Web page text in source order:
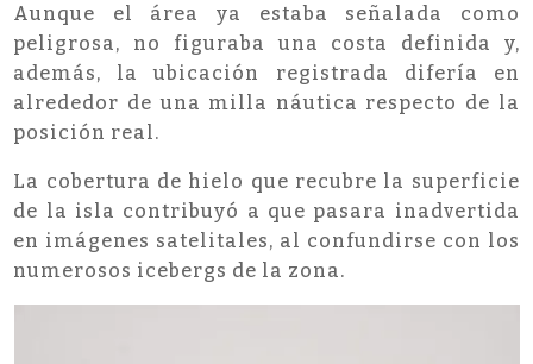
Aunque el área ya estaba señalada como
peligrosa, no figuraba una costa definida y,
además, la ubicación registrada difería en
alrededor de una milla náutica respecto de la
posición real.
La cobertura de hielo que recubre la superficie
de la isla contribuyó a que pasara inadvertida
en imágenes satelitales, al confundirse con los
numerosos icebergs de la zona.